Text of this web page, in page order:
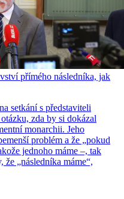
přímého následníka, jak
setkání s představiteli
zda by si dokázal
monarchii. Jeho
problém a že „pokud
jednoho máme –, tak
„následníka máme“,